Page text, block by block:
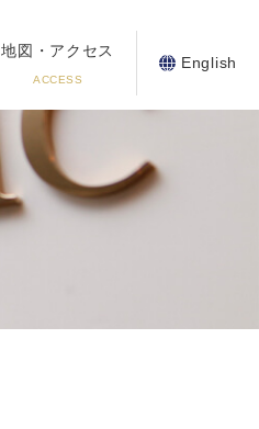
地図・アクセス
ACCESS
English